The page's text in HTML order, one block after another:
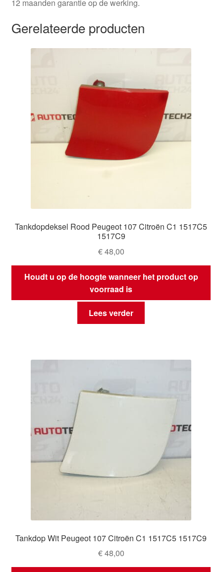
12 maanden garantie op de werking.
Gerelateerde producten
Tankdopdeksel Rood Peugeot 107 Citroën C1 1517C5
1517C9
€48,00
Houdt u op de hoogte wanneer het product op
voorraad is
Lees verder
Tankdop Wit Peugeot 107 Citroën C1 1517C5 1517C9
€48,00